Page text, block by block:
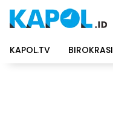
konten
KAPOL.TV
BIROKRASI